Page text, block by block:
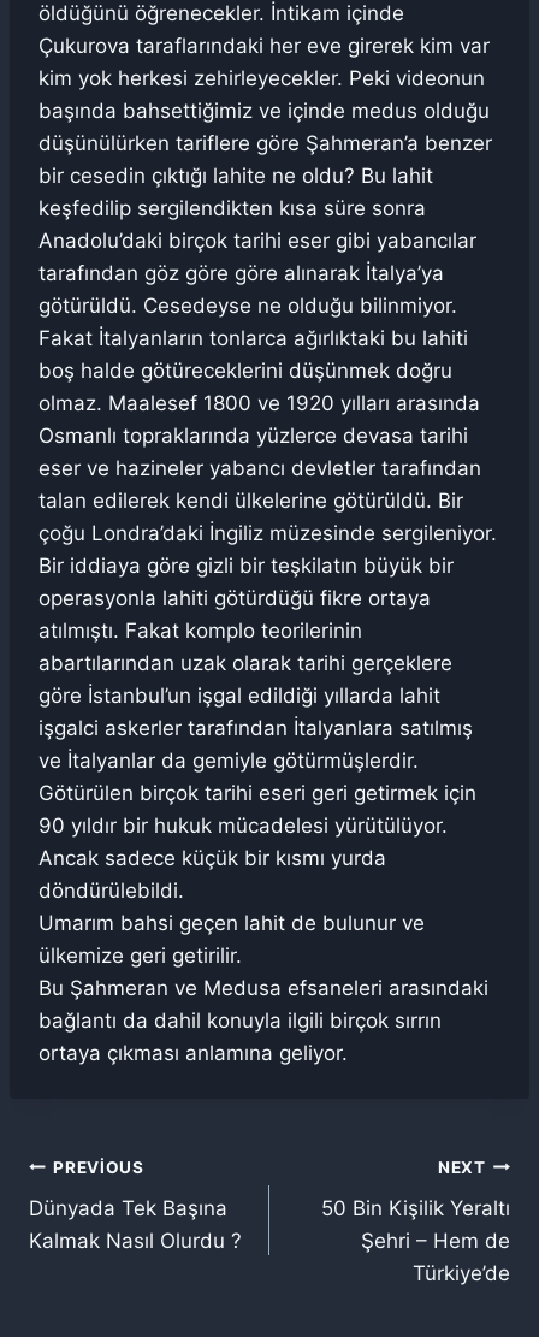
öldüğünü öğrenecekler. İntikam içinde
Çukurova taraflarındaki her eve girerek kim var
kim yok herkesi zehirleyecekler. Peki videonun
başında bahsettiğimiz ve içinde medus olduğu
düşünülürken tariflere göre Şahmeran’a benzer
bir cesedin çıktığı lahite ne oldu? Bu lahit
keşfedilip sergilendikten kısa süre sonra
Anadolu’daki birçok tarihi eser gibi yabancılar
tarafından göz göre göre alınarak İtalya’ya
götürüldü. Cesedeyse ne olduğu bilinmiyor.
Fakat İtalyanların tonlarca ağırlıktaki bu lahiti
boş halde götüreceklerini düşünmek doğru
olmaz. Maalesef 1800 ve 1920 yılları arasında
Osmanlı topraklarında yüzlerce devasa tarihi
eser ve hazineler yabancı devletler tarafından
talan edilerek kendi ülkelerine götürüldü. Bir
çoğu Londra’daki İngiliz müzesinde sergileniyor.
Bir iddiaya göre gizli bir teşkilatın büyük bir
operasyonla lahiti götürdüğü fikre ortaya
atılmıştı. Fakat komplo teorilerinin
abartılarından uzak olarak tarihi gerçeklere
göre İstanbul’un işgal edildiği yıllarda lahit
işgalci askerler tarafından İtalyanlara satılmış
ve İtalyanlar da gemiyle götürmüşlerdir.
Götürülen birçok tarihi eseri geri getirmek için
90 yıldır bir hukuk mücadelesi yürütülüyor.
Ancak sadece küçük bir kısmı yurda
döndürülebildi.
Umarım bahsi geçen lahit de bulunur ve
ülkemize geri getirilir.
Bu Şahmeran ve Medusa efsaneleri arasındaki
bağlantı da dahil konuyla ilgili birçok sırrın
ortaya çıkması anlamına geliyor.
Yazı
gezinmesi
PREVIOUS
Dünyada Tek Başına
Kalmak Nasıl Olurdu ?
NEXT
50 Bin Kişilik Yeraltı
Şehri – Hem de
Türkiye’de